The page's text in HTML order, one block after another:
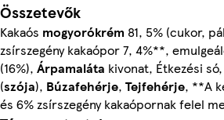
Összetevők
Kakaós mogyorókrém 81, 5% (cukor,
zsírszegény kakaópor 7, 4%**,
(16%), Árpamaláta kivonat, Étkezési
(szója), Búzafehérje, Tejfehérje, **A
és 6% zsírszegény kakaópornak felel